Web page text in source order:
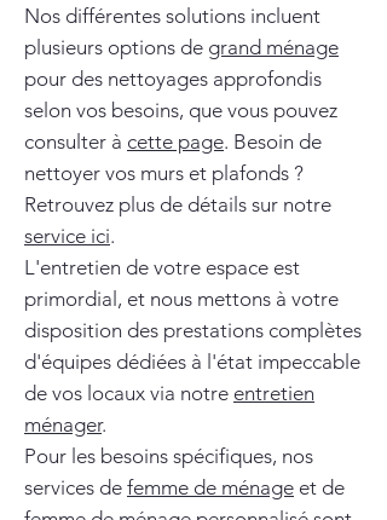
Nos différentes solutions incluent
plusieurs options de grand ménage
pour des nettoyages approfondis
selon vos besoins, que vous pouvez
consulter à cette page. Besoin de
nettoyer vos murs et plafonds ?
Retrouvez plus de détails sur notre
service ici.
L'entretien de votre espace est
primordial, et nous mettons à votre
disposition des prestations complètes
d'équipes dédiées à l'état impeccable
de vos locaux via notre entretien
ménager.
Pour les besoins spécifiques, nos
services de femme de ménage et de